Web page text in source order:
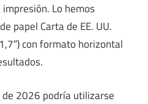
Lo hemos
papel Carta de EE. UU.
con formato horizontal
2026 podría utilizarse